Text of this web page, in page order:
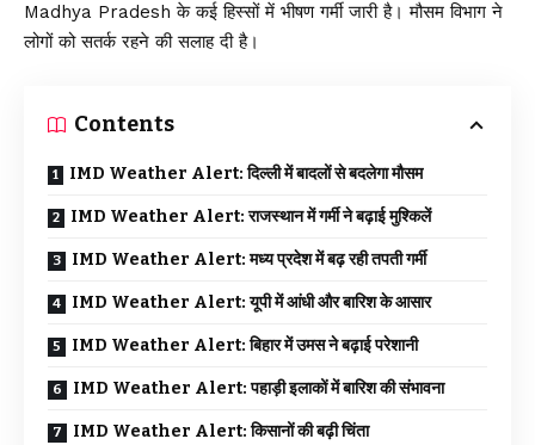
Madhya Pradesh के कई हिस्सों में भीषण गर्मी जारी है। मौसम विभाग ने
लोगों को सतर्क रहने की सलाह दी है।
Contents
IMD Weather Alert: दिल्ली में बादलों से बदलेगा मौसम
IMD Weather Alert: राजस्थान में गर्मी ने बढ़ाई मुश्किलें
IMD Weather Alert: मध्य प्रदेश में बढ़ रही तपती गर्मी
IMD Weather Alert: यूपी में आंधी और बारिश के आसार
IMD Weather Alert: बिहार में उमस ने बढ़ाई परेशानी
IMD Weather Alert: पहाड़ी इलाकों में बारिश की संभावना
IMD Weather Alert: किसानों की बढ़ी चिंता